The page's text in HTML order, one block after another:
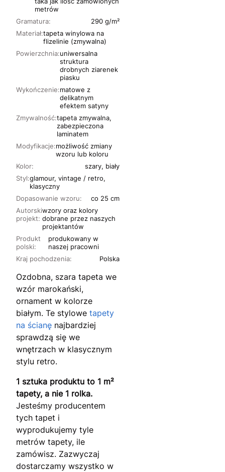
metrów
Materiał:tapeta winylowa na
flizelinie (zmywalna)
Powierzchnia:uniwersalna
struktura
drobnych ziarenek
piasku
Wykończenie:matowe z
delikatnym
efektem satyny
Zmywalność:tapeta zmywalna,
zabezpieczona
laminatem
Modyfikacje:możliwość zmiany
wzoru lub koloru
Kolor:
szary, biały
Dopasowanie wzoru:
co 25 cm
Autorski
projekt:
wzory oraz kolory
dobrane przez naszych
projektantów
Produkt
polski:
produkowany w
naszej pracowni
Gramatura: 290 g/m²
Styl:glamour, vintage / retro,
klasyczny
Kraj pochodzenia: Polska
Ozdobna, szara tapeta we
wzór marokański,
ornament w kolorze
białym. Te stylowe tapety
na ścianę najbardziej
sprawdzą się we
wnętrzach w klasycznym
stylu retro.
1 sztuka produktu to 1 m²
tapety, a nie 1 rolka.
Jesteśmy producentem
tych tapet i
wyprodukujemy tyle
metrów tapety, ile
zamówisz. Zazwyczaj
dostarczamy wszystko w